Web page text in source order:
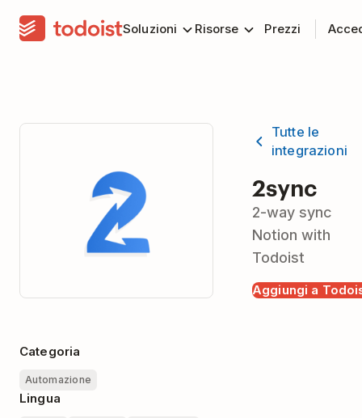
Soluzioni Risorse Prezzi
Tutte le
integrazioni
2sync
2-way sync
Notion with
Todoist
Aggiungi a
Categoria
Automazione
Lingua